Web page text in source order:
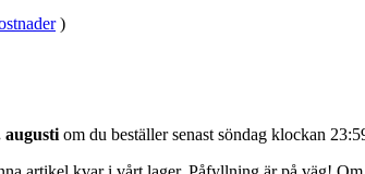
)
augusti om du beställer senast söndag klockan